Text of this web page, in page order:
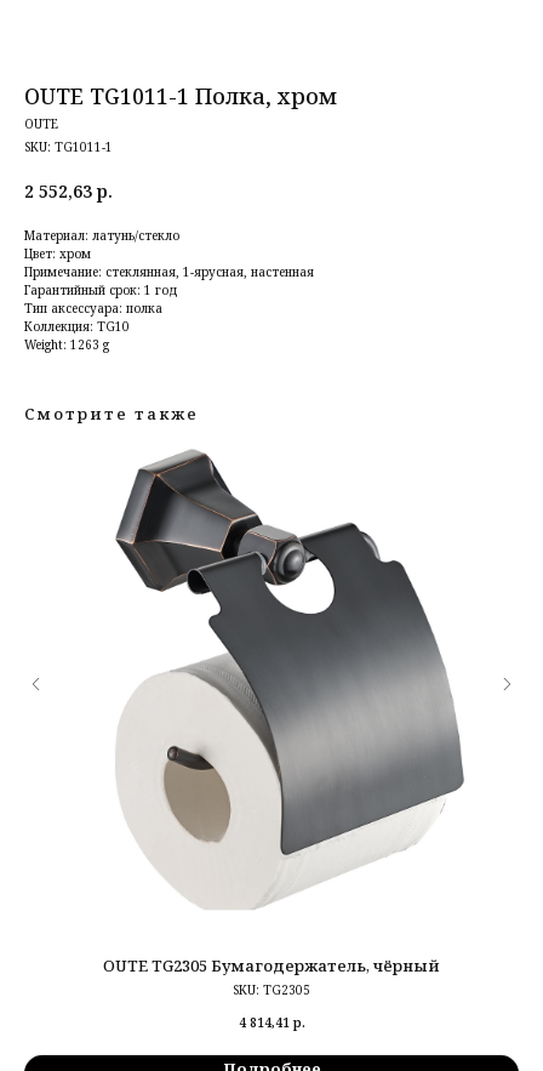
OUTE TG1011-1 Полка, хром
OUTE
SKU: TG1011-1
2 552,63 р.
Материал: латунь/стекло
Цвет: хром
Примечание: стеклянная, 1-ярусная, настенная
Гарантийный срок: 1 год
Тип аксессуара: полка
Коллекция: TG10
Weight: 1263 g
Смотрите также
OUTE TG2305 Бумагодержатель, чёрный
SKU: TG2305
4 814,41 р.